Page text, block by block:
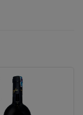
lê, cam